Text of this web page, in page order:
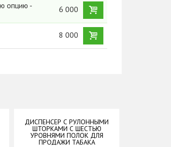
опцию -
6 000
8 000
ДИСПЕНСЕР С РУЛОННЫМИ
ШТОРКАМИ С ШЕСТЬЮ
УРОВНЯМИ ПОЛОК ДЛЯ
ПРОДАЖИ ТАБАКА